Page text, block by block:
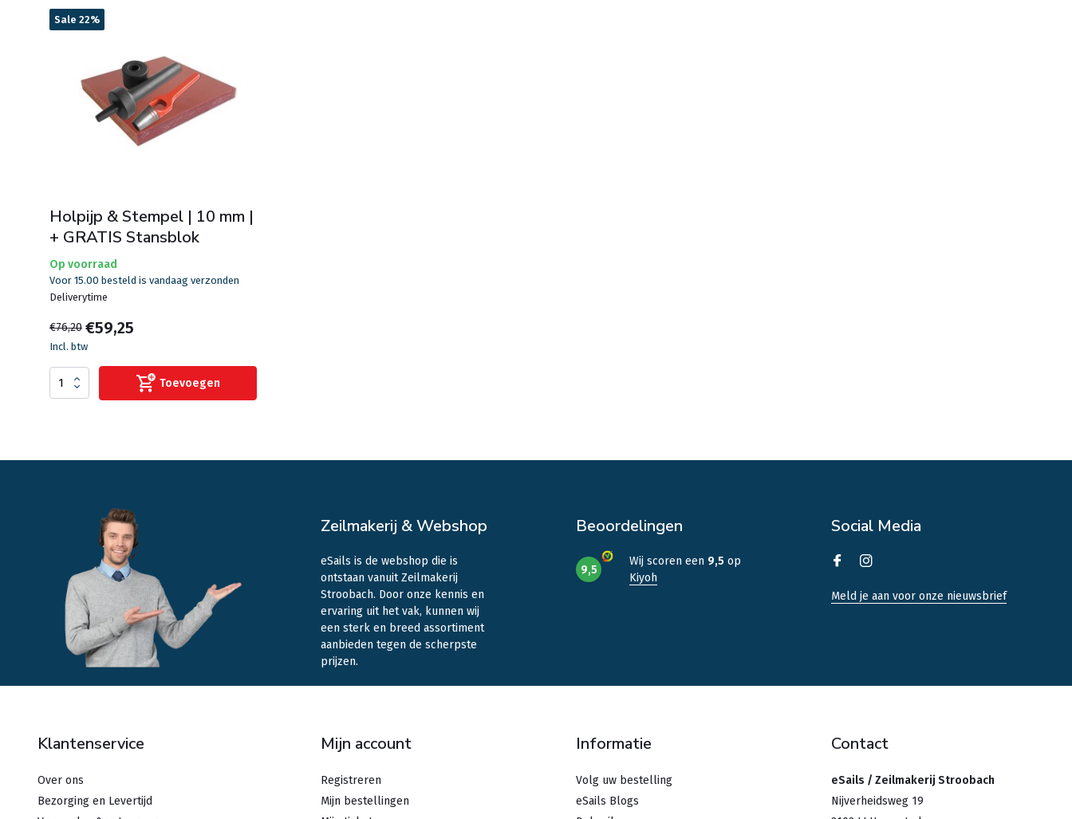
Sale 22%
Holpijp & Stempel | 10 mm |
+ GRATIS Stansblok
Op voorraad
Voor 15.00 besteld is vandaag verzonden
Deliverytime
€76,20 €59,25
Incl. btw
Toevoegen
Zeilmakerij & Webshop
eSails is de webshop die is
ontstaan vanuit Zeilmakerij
Stroobach. Door onze kennis en
ervaring uit het vak, kunnen wij
een sterk en breed assortiment
aanbieden tegen de scherpste
prijzen.
Beoordelingen
9,5
Wij scoren een 9,5 op
Kiyoh
Social Media
Meld je aan voor onze nieuwsbrief
Klantenservice
Over ons
Bezorging en Levertijd
Mijn account
Registreren
Mijn bestellingen
Informatie
Volg uw bestelling
eSails Blogs
Contact
eSails / Zeilmakerij Stroobach
Nijverheidsweg 19